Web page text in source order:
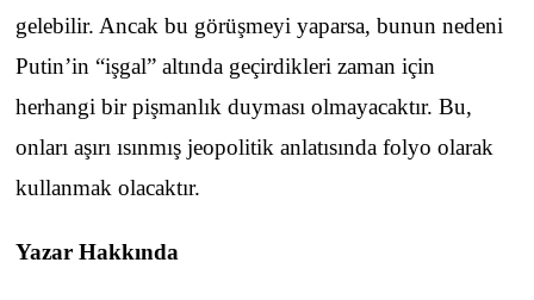
gelebilir. Ancak bu görüşmeyi yaparsa, bunun nedeni
Putin’in “işgal” altında geçirdikleri zaman için
herhangi bir pişmanlık duyması olmayacaktır. Bu,
onları aşırı ısınmış jeopolitik anlatısında folyo olarak
kullanmak olacaktır.
Yazar Hakkında